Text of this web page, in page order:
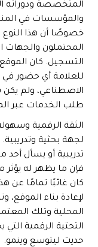
المتخصصة ودوراته
والمؤسسات في
خصوصًا أن هذا
المحتملون والجهات
التسجيل. كان الموقع
للعلامة أي حضور في
الاصطناعي، ولم يكن
طلب الخدمات عبر
الثقة الرقمية
لجهة بحثية
تدريبية أو يسأل
المحلية وتلك
التحتية الرقمية
حديث ليتوسع وينمو.